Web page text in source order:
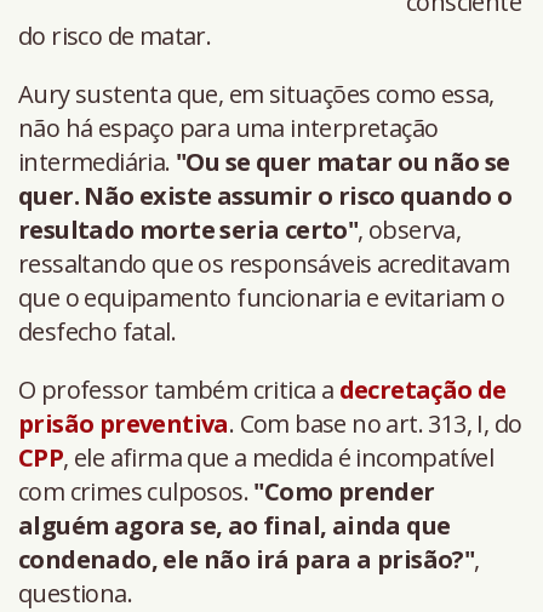
do risco de matar.
Aury sustenta que, em situações como essa,
não há espaço para uma interpretação
intermediária. "Ou se quer matar ou não se
quer. Não existe assumir o risco quando o
resultado morte seria certo", observa,
ressaltando que os responsáveis acreditavam
que o equipamento funcionaria e evitariam o
desfecho fatal.
O professor também critica a decretação de
prisão preventiva. Com base no art. 313, I, do
CPP, ele afirma que a medida é incompatível
com crimes culposos."Como prender
alguém agora se, ao final, ainda que
condenado, ele não irá para a prisão?",
questiona.